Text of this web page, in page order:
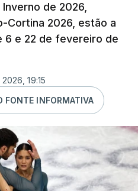
de 2026,
Cortina 2026, estão a
6 e 22 de fevereiro de
19:15
FONTE INFORMATIVA